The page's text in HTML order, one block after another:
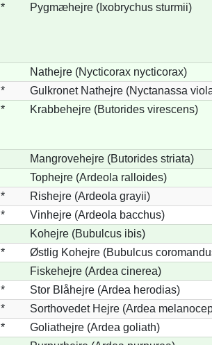
* Pygmæhejre (Ixobrychus sturmii)
Nathejre (Nycticorax nycticorax)
*
Gulkronet Nathejre (Nyctanassa
* Krabbehejre (Butorides virescens)
Mangrovehejre (Butorides striata)
Tophejre (Ardeola ralloides)
*
Rishejre (Ardeola grayii)
*
Vinhejre (Ardeola bacchus)
Kohejre (Bubulcus ibis)
*
Østlig Kohejre (Bubulcus
Fiskehejre (Ardea cinerea)
*
Stor Blåhejre (Ardea herodias)
*
Sorthovedet Hejre (Ardea
*
Goliathejre (Ardea goliath)